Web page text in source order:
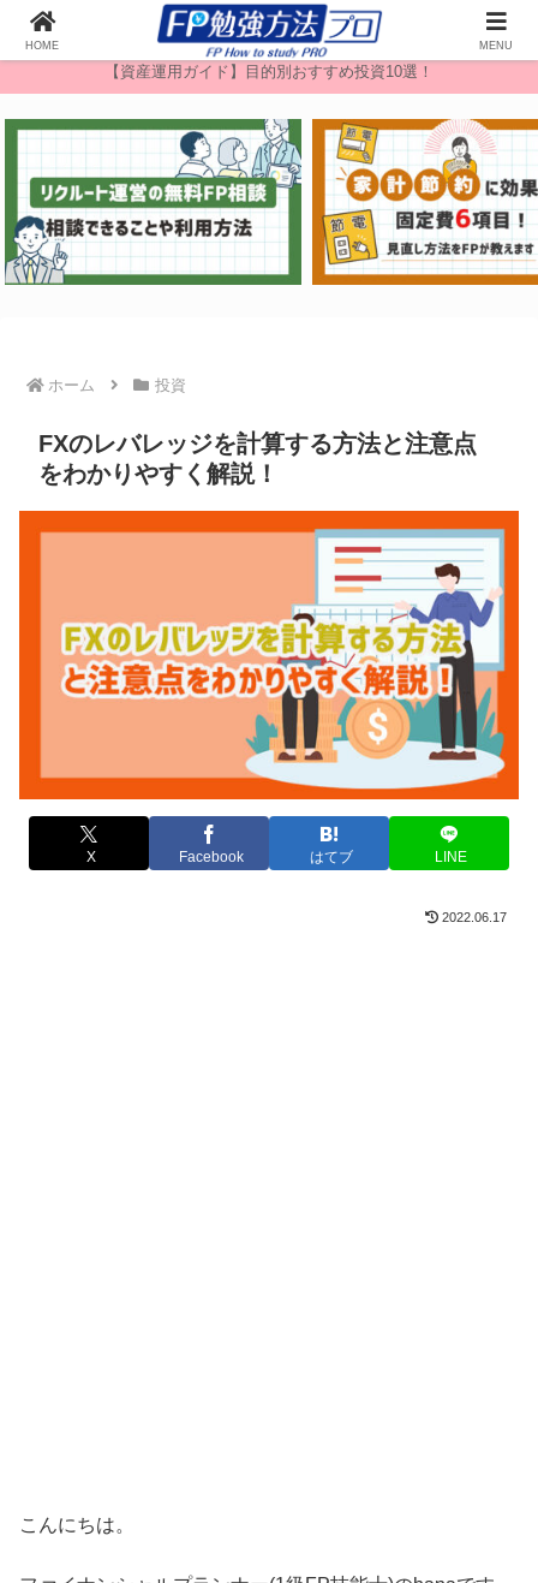
無料FP相談
【資産運用ガイド】目的別おすすめ投資10選！
ホーム 投資
FXのレバレッジを計算する方法と注意点
をわかりやすく解説！
X Facebook はてブ LINE
2022.06.17
こんにちは。
HOME MENU